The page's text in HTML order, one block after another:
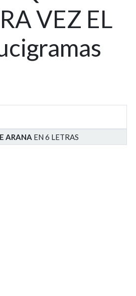
VEZ EL
ARANA EN 6 LETRAS